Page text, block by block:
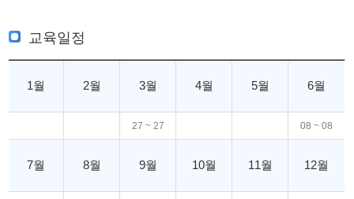
교육일정
1월 2월 3월 4월 5월 6월
27 ~ 27 08 ~ 08
7월 8월 9월 10월 11월 12월